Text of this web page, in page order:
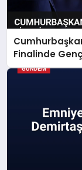
Finalinde